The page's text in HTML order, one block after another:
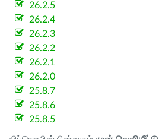
26.2.5
26.2.4
26.2.3
26.2.2
26.2.1
26.2.0
25.8.7
25.8.6
25.8.5